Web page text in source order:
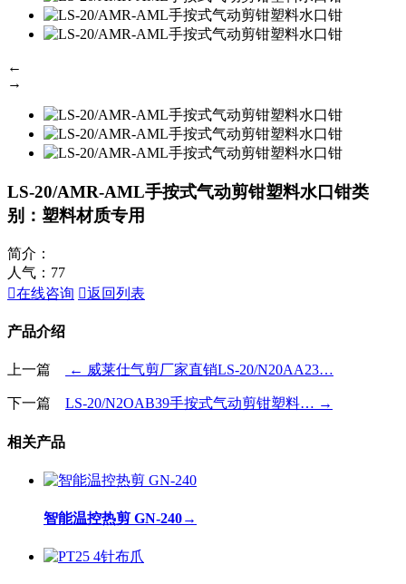
←
→
LS-20/AMR-AML手按式气动剪钳塑料水口钳类
别：塑料材质专用
简介：
人气： 77
在线咨询 返回列表
产品介绍
上一篇 ← 威莱仕气剪厂家直销LS-20/N20AA23…
下一篇 LS-20/N2OAB39手按式气动剪钳塑料… →
相关产品
智能温控热剪 GN-240→